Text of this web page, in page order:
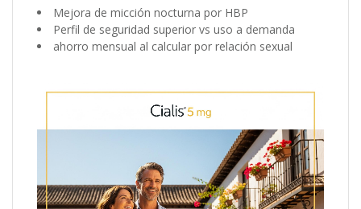
Mejora de micción nocturna por HBP
Perfil de seguridad superior vs uso a demanda
ahorro mensual al calcular por relación sexual